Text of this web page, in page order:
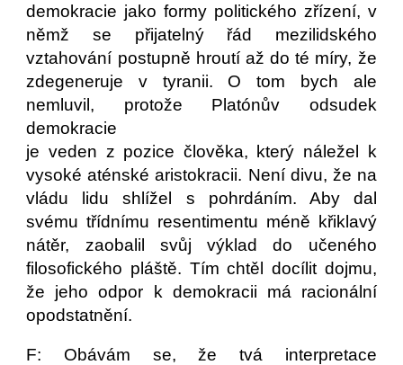
demokracie jako formy politického zřízení, v
němž se přijatelný řád mezilidského
vztahování postupně hroutí až do té míry, že
zdegeneruje v tyranii. O tom bych ale
nemluvil, protože Platónův odsudek
demokracie
je veden z pozice člověka, který náležel k
vysoké aténské aristokracii. Není divu, že na
vládu lidu shlížel s pohrdáním. Aby dal
svému třídnímu resentimentu méně křiklavý
nátěr, zaobalil svůj výklad do učeného
filosofického pláště. Tím chtěl docílit dojmu,
že jeho odpor k demokracii má racionální
opodstatnění.
F: Obávám se, že tvá interpretace